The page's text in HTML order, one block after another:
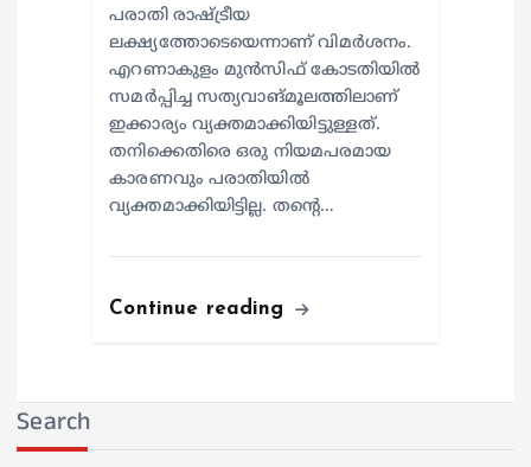
പരാതി രാഷ്ട്രീയ
ലക്ഷ്യത്തോടെയെന്നാണ് വിമര്‍ശനം.
എറണാകുളം മുന്‍സിഫ് കോടതിയില്‍
സമര്‍പ്പിച്ച സത്യവാങ്മൂലത്തിലാണ്
ഇക്കാര്യം വ്യക്തമാക്കിയിട്ടുള്ളത്.
തനിക്കെതിരെ ഒരു നിയമപരമായ
കാരണവും പരാതിയില്‍
വ്യക്തമാക്കിയിട്ടില്ല. തന്റെ…
Continue reading
Search